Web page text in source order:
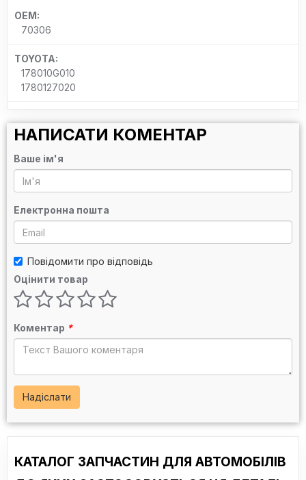
OEM:
70306
TOYOTA:
178010G010
1780127020
НАПИСАТИ КОМЕНТАР
Ваше ім'я
Електронна пошта
Повідомити про відповідь
Оцінити товар
Коментар *
Надіслати
КАТАЛОГ ЗАПЧАСТИН ДЛЯ АВТОМОБІЛІВ